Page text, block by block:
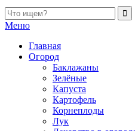
Меню
Главная
Огород
Баклажаны
Зелёные
Капуста
Картофель
Корнеплоды
Лук